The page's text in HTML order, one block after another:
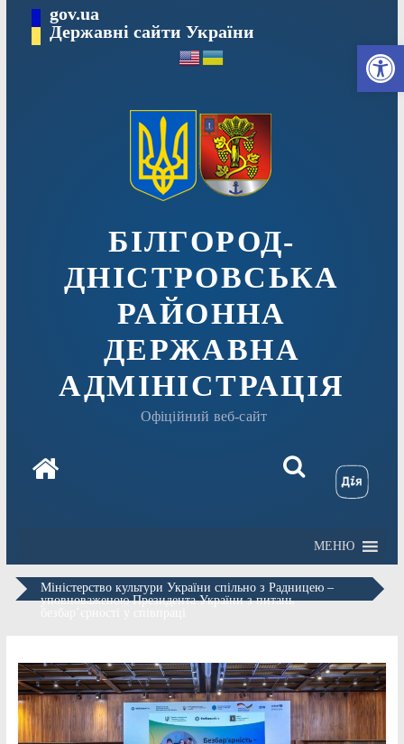
вмісту
gov.ua
Державні сайти України
БІЛГОРОД-
ДНІСТРОВСЬКА
РАЙОННА
ДЕРЖАВНА
АДМІНІСТРАЦІЯ
Офіційний веб-сайт
МЕНЮ
Міністерство культури України спільно з Радницею –
уповноваженою Президента України з питань